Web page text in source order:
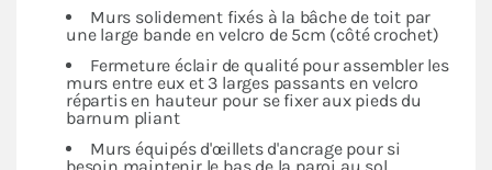
Murs solidement fixés à la bâche de toit par
une large bande en velcro de 5cm (côté crochet)
Fermeture éclair de qualité pour assembler les
murs entre eux et 3 larges passants en velcro
répartis en hauteur pour se fixer aux pieds du
barnum pliant
Murs équipés d'œillets d'ancrage pour si